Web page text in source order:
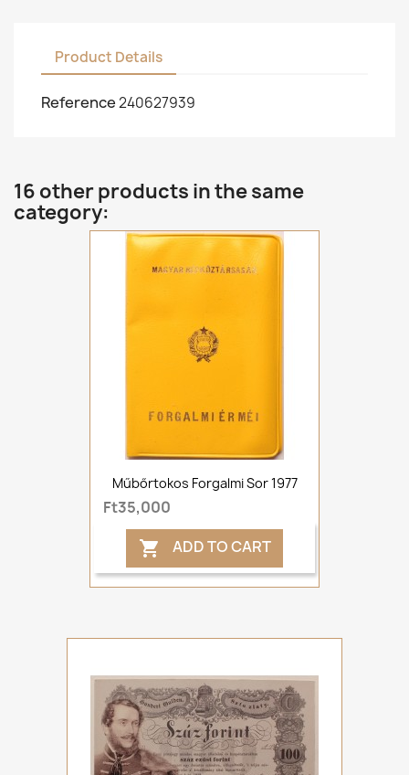
Product Details
Reference240627939
16 other products in the same
category:
Műbőrtokos Forgalmi Sor 1977
Ft35,000
 ADD TO CART